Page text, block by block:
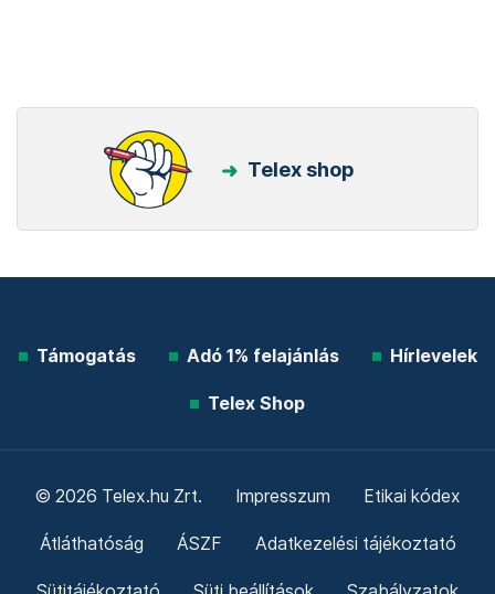
Telex shop
Támogatás Adó 1% felajánlás Hírlevelek
Telex Shop
© 2026 Telex.hu Zrt. Impresszum Etikai kódex
Átláthatóság ÁSZF Adatkezelési tájékoztató